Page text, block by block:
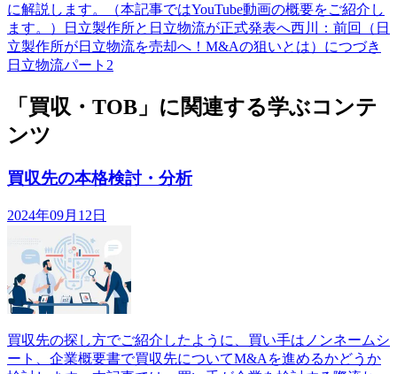
に解説します。（本記事ではYouTube動画の概要をご紹介し
ます。）日立製作所と日立物流が正式発表へ西川：前回（日
立製作所が日立物流を売却へ！M&Aの狙いとは）につづき
日立物流パート2
「買収・TOB」に関連する学ぶコンテ
ンツ
買収先の本格検討・分析
2024年09月12日
買収先の探し方でご紹介したように、買い手はノンネームシ
ート、企業概要書で買収先についてM&Aを進めるかどうか